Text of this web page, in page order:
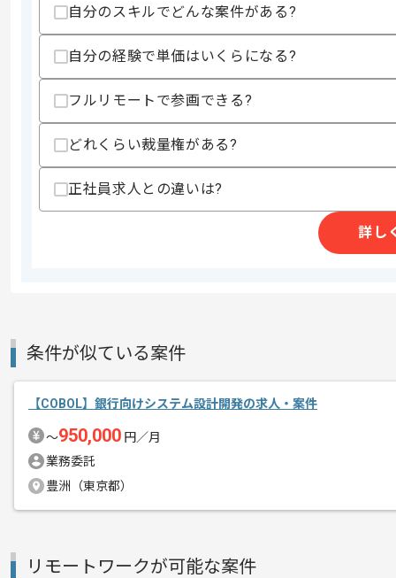
スキルに不安がある方へ
上記に似た経験やスキルをお持ちであれば申
精算・お支払い
精算条件
精算基準時間
支払いサイト
15日
エージェントからのコ
メント
レバテック実績有の企業でございます。
長期的に参画されたい方にオススメの案
自分のスキルでどんな案件がある?
自分の経験で単価はいくらになる?
フルリモートで参画できる?
どれくらい裁量権がある?
正社員求人との違いは?
詳し
条件が似ている案件
【COBOL】銀行向けシステム設計開発の求人・案件
〜950,000 円／月
業務委託
豊洲（東京都）
リモートワークが可能な案件